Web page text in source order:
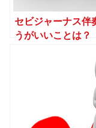
セビジャーナス伴
うがいいことは？